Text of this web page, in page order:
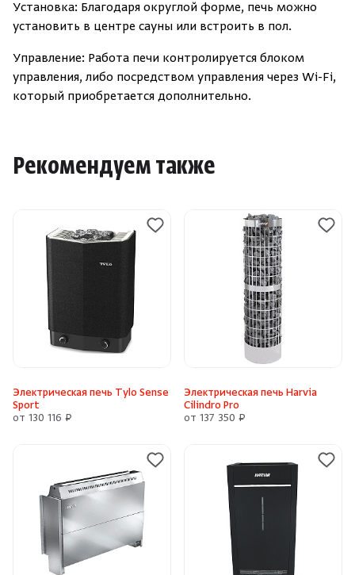
Установка: Благодаря округлой форме, печь можно
установить в центре сауны или встроить в пол.
Управление: Работа печи контролируется блоком
управления, либо посредством управления через Wi-Fi,
который приобретается дополнительно.
Рекомендуем также
Электрическая печь Tylo Sense
Sport
от 130 116 ₽
Электрическая печь Harvia
Cilindro Pro
от 137 350 ₽